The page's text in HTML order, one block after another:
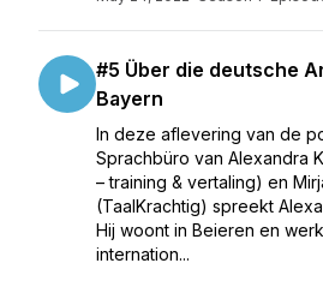
#5 Über die deutsche
Bayern
In deze aflevering van de
Sprachbüro van Alexandra
– training & vertaling) en
(TaalKrachtig) spreekt
Hij woont in Beieren en
internation...